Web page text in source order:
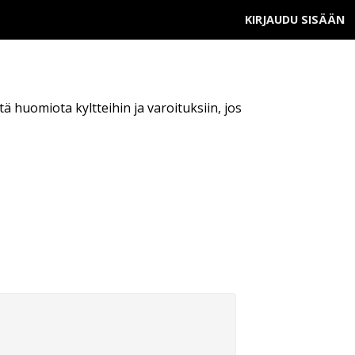
KIRJAUDU SISÄÄN
huomiota kyltteihin ja varoituksiin, jos